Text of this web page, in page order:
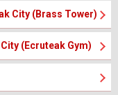
City (Brass Tower)
(Ecruteak Gym)